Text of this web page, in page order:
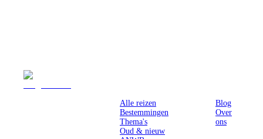
Alle reizen
Bestemmingen
Thema's
Oud & nieuw
Blog
Over
ons